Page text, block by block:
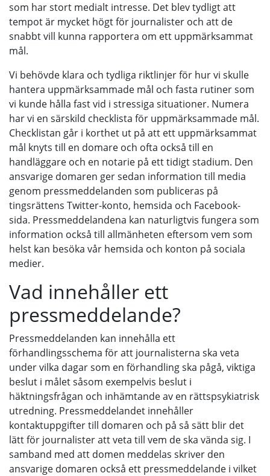
som har stort medialt intresse. Det blev tydligt att
tempot är mycket högt för journalister och att de
snabbt vill kunna rapportera om ett uppmärksammat
mål.
Vi behövde klara och tydliga riktlinjer för hur vi skulle
hantera uppmärksammade mål och fasta rutiner som
vi kunde hålla fast vid i stressiga situationer. Numera
har vi en särskild checklista för uppmärksammade mål.
Checklistan går i korthet ut på att ett uppmärksammat
mål knyts till en domare och ofta också till en
handläggare och en notarie på ett tidigt stadium. Den
ansvarige domaren ger sedan information till media
genom pressmeddelanden som publiceras på
tingsrättens Twitter-konto, hemsida och Facebook-
sida. Pressmeddelandena kan naturligtvis fungera som
information också till allmänheten eftersom vem som
helst kan besöka vår hemsida och konton på sociala
medier.
Vad innehåller ett
pressmeddelande?
Pressmeddelanden kan innehålla ett
förhandlingsschema för att journalisterna ska veta
under vilka dagar som en förhandling ska pågå, viktiga
beslut i målet såsom exempelvis beslut i
häktningsfrågan och inhämtande av en rättspsykiatrisk
utredning. Pressmeddelandet innehåller
kontaktuppgifter till domaren och på så sätt blir det
lätt för journalister att veta till vem de ska vända sig. I
samband med att domen meddelas skriver den
ansvarige domaren också ett pressmeddelande i vilket